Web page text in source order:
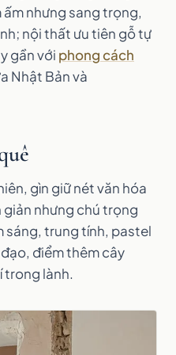
nhưng sang trọng,
nội thất ưu tiên gỗ tự
gần với phong cách
Nhật Bản và
gìn giữ nét văn hóa
nhưng chú trọng
sáng, trung tính, pastel
điểm thêm cây
trong lành.